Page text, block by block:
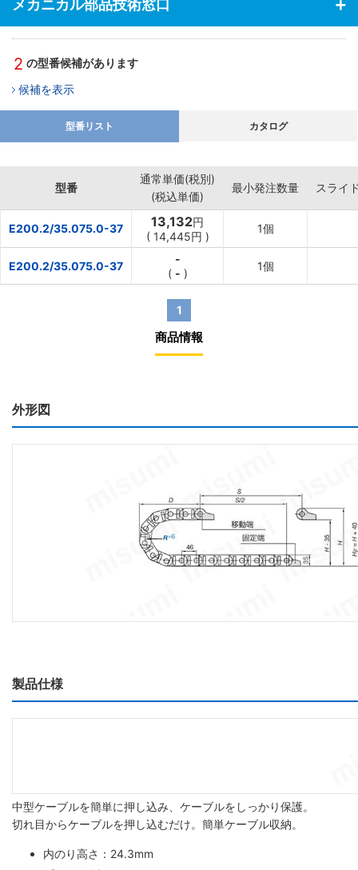
・充填が極めて簡単― コネクタ付ハーネスケーブルの組み付けに最
適。
メカニカル部品技術窓口
2 の型番候補があります
候補を表示
型番リスト カタログ
型番
通常単価(税別)
(税込単価)
最小発注数量 スライ
E200.2/35.075.0-37 13,132円
( 14,445円 )
1個
E200.2/35.075.0-37
-
( - )
1個
1
商品情報
外形図
製品仕様
中型ケーブルを簡単に押し込み、ケーブルをしっかり保護。
切れ目からケーブルを押し込むだけ。簡単ケーブル収納。
内のり高さ：24.3mm